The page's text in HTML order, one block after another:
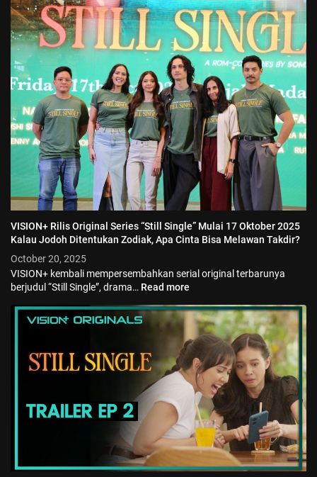
VISION+ Rilis Original Series “Still Single” Mulai 17 Oktober 2025
Kalau Jodoh Ditentukan Zodiak, Apa Cinta Bisa Melawan Takdir?
October 20, 2025
VISION+ kembali mempersembahkan serial original terbarunya
berjudul “Still Single”, drama… Read more